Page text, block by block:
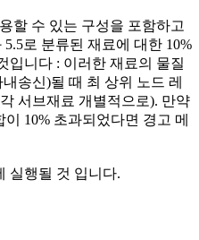
할 수 있는 구성을 포함하고
5.5로 분류된 재료에 대한 10%
입니다 : 이러한 재료의 물질
송신)될 때 최 상위 노드 레
서브재료 개별적으로). 만약
10% 초과되었다면 경고 메
실행될 것 입니다.